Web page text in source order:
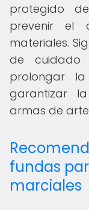
protegido
prevenir el
materiales.
de cuidado
prolongar
garantizar
armas de
fundas
marciales